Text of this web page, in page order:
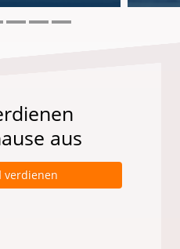
aus
verdienen